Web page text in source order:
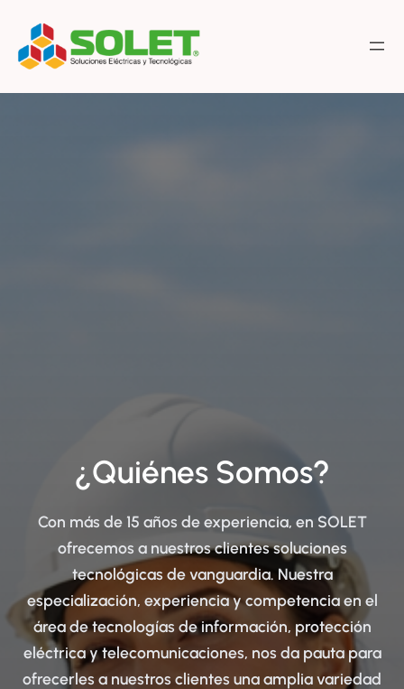
¿Quiénes Somos?
Con más de 15 años de experiencia, en SOLET
ofrecemos a nuestros clientes soluciones
tecnológicas de vanguardia. Nuestra
especialización, experiencia y competencia en el
área de tecnologías de información, protección
eléctrica y telecomunicaciones, nos da pauta para
ofrecerles a nuestros clientes una amplia variedad